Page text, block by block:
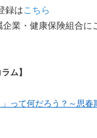
録はこちら
業・健康保険組合に
ラム】
って何だろう？～思